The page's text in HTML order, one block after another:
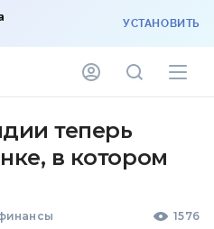
УСТАНОВИТЬ
теперь
в котором
1576